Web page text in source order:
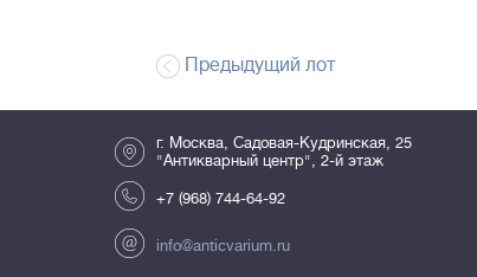
Предыдущий лот
г. Москва, Садовая-Кудринская, 25
"Антикварный центр", 2-й этаж
+7 (968) 744-64-92
info@anticvarium.ru